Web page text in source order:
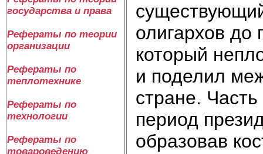
государства и права
Рефераты по теории
организации
Рефераты по
теплотехнике
Рефераты по
технологии
Рефераты по
товароведению
олигархов до
который
и поделил
стране.
период
образовав